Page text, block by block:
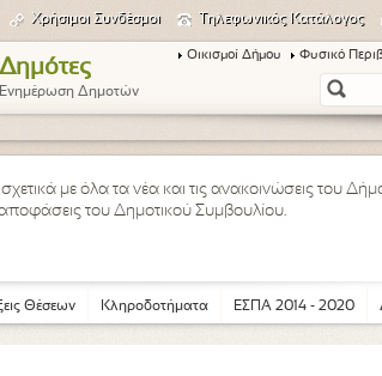
Χρήσιμοι Συνδέσμοι Τηλεφωνικός Κατάλογος
Δημότες
Ενημέρωση Δημοτών
Οικισμοί Δήμου Φυσικό
με όλα τα νέα και τις ανακοινώσεις του
του Δημοτικού Συμβουλίου.
Θέσεων Κληροδοτήματα ΕΣΠΑ 2014 - 2020